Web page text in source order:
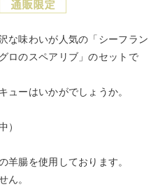
な味わいが人気の「シーフラン
ロのスペアリブ」のセットで
ューはいかがでしょうか。
）
腸を使用しております。
ん。